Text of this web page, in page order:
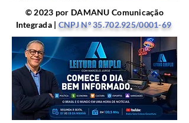
© 2023 por DAMANU Comunicação
Integrada | CNPJ Nº35.702.925/0001-69